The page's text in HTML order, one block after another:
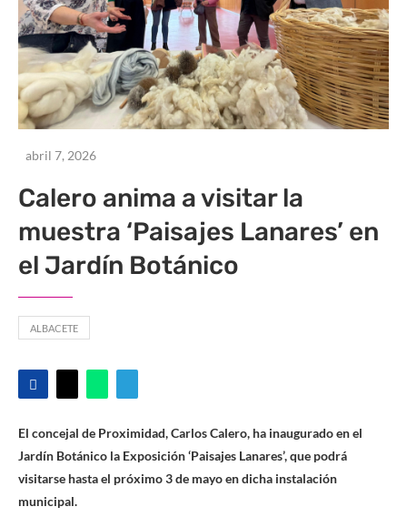
abril 7, 2026
Calero anima a visitar la
muestra ‘Paisajes Lanares’ en
el Jardín Botánico
ALBACETE
El concejal de Proximidad, Carlos Calero, ha inaugurado en el
Jardín Botánico la Exposición ‘Paisajes Lanares’, que podrá
visitarse hasta el próximo 3 de mayo en dicha instalación
municipal.